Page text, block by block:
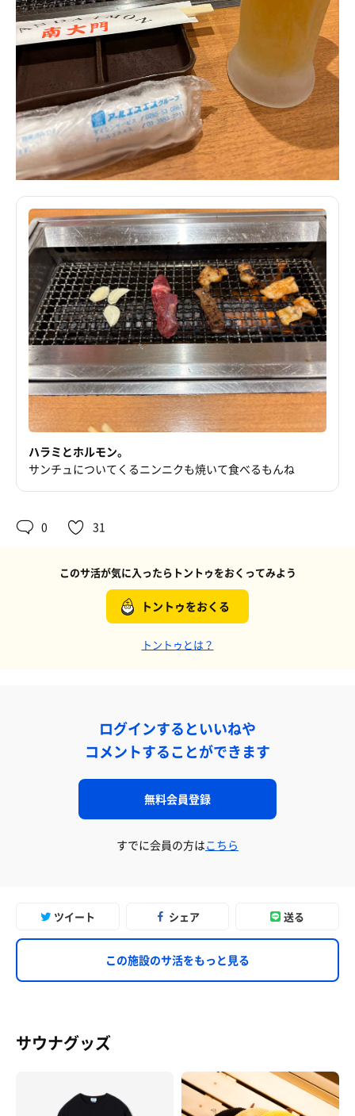
ハラミとホルモン。
サンチュについてくるニンニクも焼いて食べるもんね
0 31
このサ活が気に入ったらトントゥをおくってみよう
トントゥをおくる
トントゥとは？
ログインするといいねや
コメントすることができます
無料会員登録
すでに会員の方はこちら
ツイート シェア 送る
この施設のサ活をもっと見る
サウナグッズ